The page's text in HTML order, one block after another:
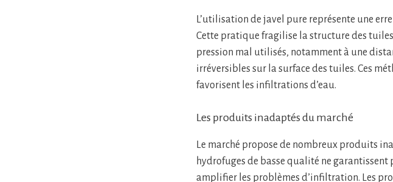
L’utilisation de javel pure représente une
Cette pratique fragilise la structure des
pression mal utilisés, notamment à une
irréversibles sur la surface des tuiles. Ces
favorisent les infiltrations d’eau.
Les produits inadaptés du marché
Le marché propose de nombreux produits
hydrofuges de basse qualité ne
amplifier les problèmes d’infiltration. Les